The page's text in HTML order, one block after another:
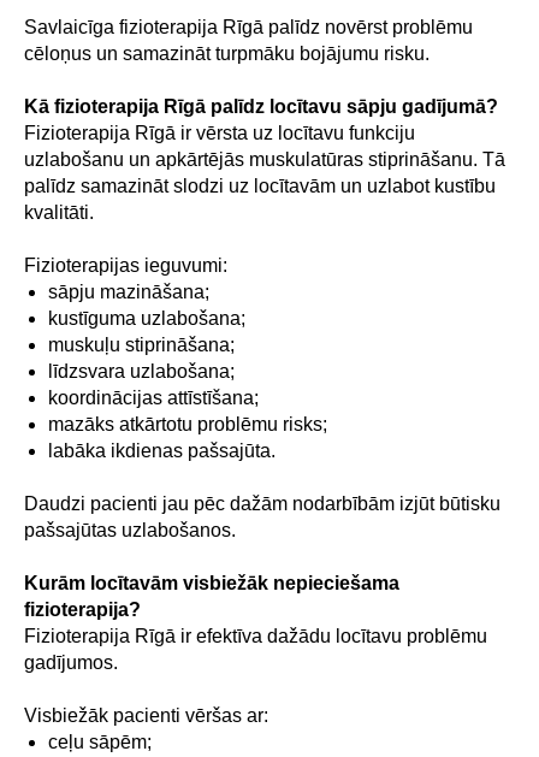
Savlaicīga fizioterapija Rīgā palīdz novērst problēmu
cēloņus un samazināt turpmāku bojājumu risku.
Kā fizioterapija Rīgā palīdz locītavu sāpju gadījumā?
Fizioterapija Rīgā ir vērsta uz locītavu funkciju
uzlabošanu un apkārtējās muskulatūras stiprināšanu. Tā
palīdz samazināt slodzi uz locītavām un uzlabot kustību
kvalitāti.
Fizioterapijas ieguvumi:
sāpju mazināšana;
kustīguma uzlabošana;
muskuļu stiprināšana;
līdzsvara uzlabošana;
koordinācijas attīstīšana;
mazāks atkārtotu problēmu risks;
labāka ikdienas pašsajūta.
Daudzi pacienti jau pēc dažām nodarbībām izjūt būtisku
pašsajūtas uzlabošanos.
Kurām locītavām visbiežāk nepieciešama
fizioterapija?
Fizioterapija Rīgā ir efektīva dažādu locītavu problēmu
gadījumos.
Visbiežāk pacienti vēršas ar:
ceļu sāpēm;